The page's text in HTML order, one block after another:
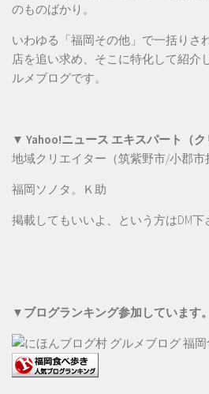
のものばかり。
いわゆる「福岡その他」で一括りさ
店を追い求め、そこに特化して紹介
ルメブログです。
▼ Yahoo!ニュース エキスパート（ク
地域クリエイター（筑紫野市/小郡市
福岡ソノタ。Ｋ助
掲載してもいいよ、という方はDM下
▼ブログランキング参加しています。